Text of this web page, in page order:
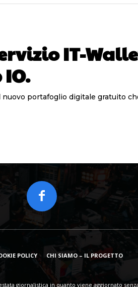
IT-
portafoglio digitale gratuito
POLICY CHI SIAMO – IL PROGETTO
giornalistica in quanto viene aggiornato